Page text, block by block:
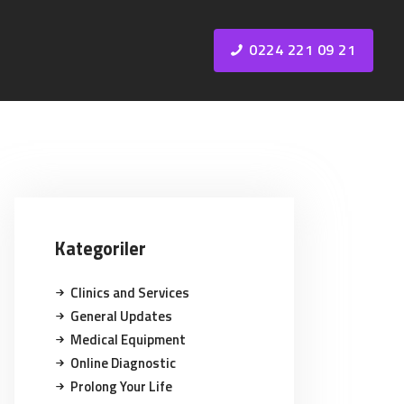
0224 221 09 21
Kategoriler
Clinics and Services
General Updates
Medical Equipment
Online Diagnostic
Prolong Your Life